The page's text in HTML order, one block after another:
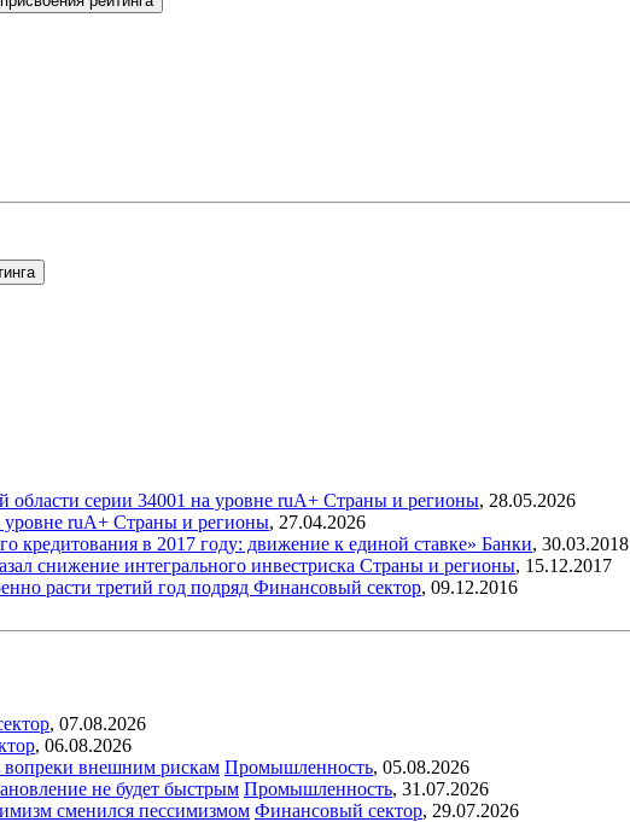
области серии 34001 на уровне ruA+ Страны и регионы, 28.05.2026
уровне ruА+ Страны и регионы, 27.04.2026
кредитования в 2017 году: движение к единой ставке» Банки, 30.03.2018
снижение интегрального инвестриска Страны и регионы, 15.12.2017
расти третий год подряд Финансовый сектор, 09.12.2016
, 07.08.2026
, 06.08.2026
вопреки внешним рискам Промышленность, 05.08.2026
не будет быстрым Промышленность, 31.07.2026
сменился пессимизмом Финансовый сектор, 29.07.2026